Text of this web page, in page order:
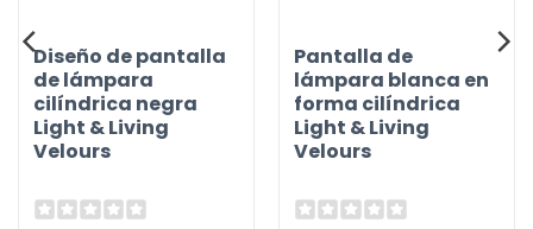
Diseño de pantalla
de lámpara
cilíndrica negra
Light & Living
Velours
Pantalla de
lámpara blanca en
forma cilíndrica
Light & Living
Velours